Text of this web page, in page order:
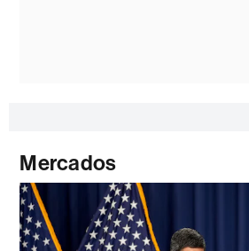
Mercados